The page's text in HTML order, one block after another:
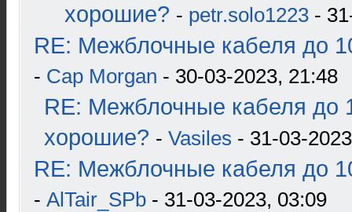
хорошие? - petr.solo1223 -
RE: Межблочные кабеля до
- Cap Morgan - 30-03-2023, 21:48
RE: Межблочные кабеля до
хорошие? - Vasiles - 31-03-
RE: Межблочные кабеля до
- AlTair_SPb - 31-03-2023, 03:09